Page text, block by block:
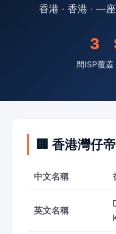
香港 · 香港 · —
3
間ISP覆蓋
🏢 香港灣仔
中文名稱
英文名稱